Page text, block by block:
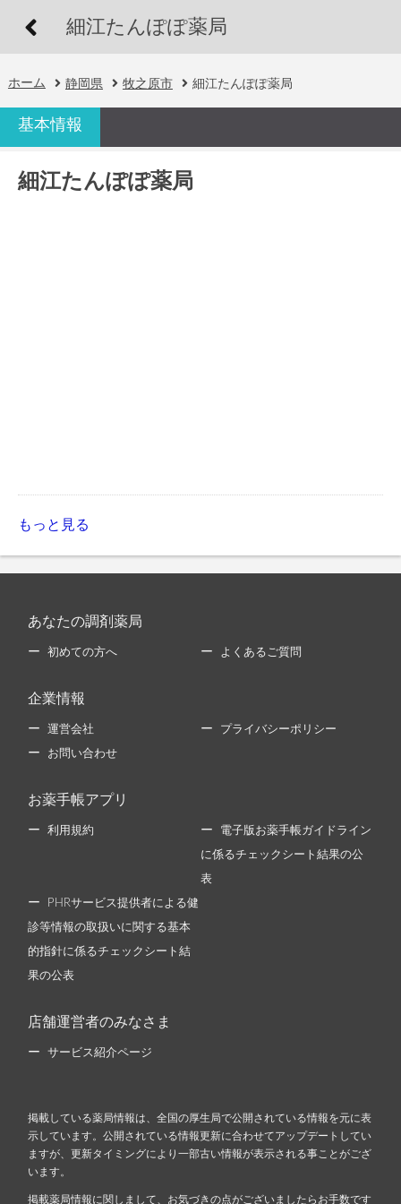
細江たんぽぽ薬局
ホーム 静岡県 牧之原市 細江たんぽぽ薬局
基本情報
細江たんぽぽ薬局
もっと見る
あなたの調剤薬局
初めての方へ よくあるご質問
企業情報
運営会社 プライバシーポリシー
お問い合わせ
お薬手帳アプリ
利用規約 電子版お薬手帳ガイドライン
に係るチェックシート結果の公
表
PHRサービス提供者による健
診等情報の取扱いに関する基本
的指針に係るチェックシート結
果の公表
店舗運営者のみなさま
サービス紹介ページ
掲載している薬局情報は、全国の厚生局で公開されている情報を元に表
示しています。公開されている情報更新に合わせてアップデートしてい
ますが、更新タイミングにより一部古い情報が表示される事ことがござ
います。
掲載薬局情報に関しまして、お気づきの点がございましたらお手数です